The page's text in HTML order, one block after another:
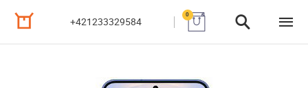
+421233329584
0